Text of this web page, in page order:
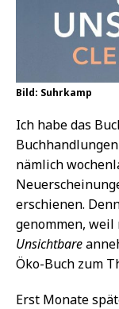
Bild: Suhrkamp
Ich habe das
nämlich
erschienen.
genommen,
Unsichtbare
Öko-Buch zum
Erst Monate